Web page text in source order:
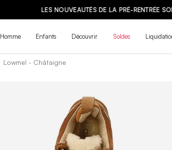
LES NOUVEAUTÉS DE LA PRÉ-RENTRÉE SONT
Homme Enfants Découvrir Soldes
Lowmel - Châtaigne